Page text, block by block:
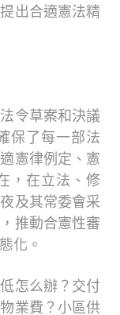
出合適憲法精
令草案和決議
保了每一部法
憲律例定、憲
，在立法、修
及其常委會采
推動合憲性審
化。
怎么辦？交付
業費？小區供